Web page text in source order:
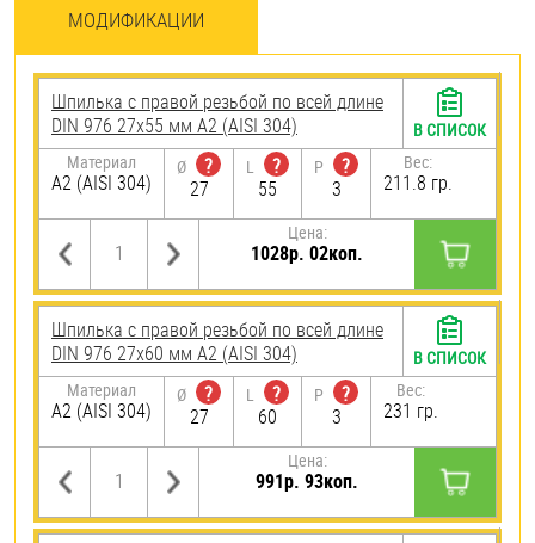
МОДИФИКАЦИИ
Шпилька с правой резьбой по всей длине
DIN 976 27х55 мм А2 (AISI 304)
Материал
А2 (AISI 304)
Ø
?
27
L
?
55
P
?
3
Вес:
211.8 гр.
Цена:
1028р. 02коп.
В СПИСОК
Шпилька с правой резьбой по всей длине
DIN 976 27х60 мм А2 (AISI 304)
Материал
А2 (AISI 304)
Ø
?
27
L
?
60
P
?
3
Вес:
231 гр.
Цена:
991р. 93коп.
В СПИСОК